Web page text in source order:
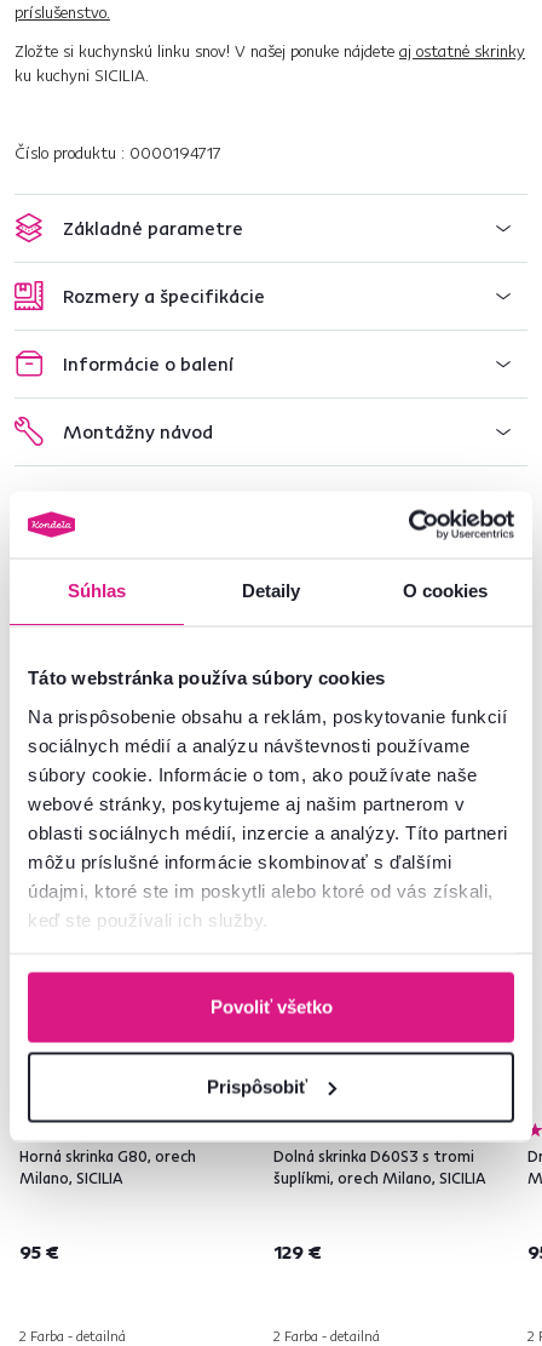
Súhlas Detaily O cookies
Táto webstránka používa súbory cookies
Na prispôsobenie obsahu a reklám, poskytovanie funkcií
sociálnych médií a analýzu návštevnosti používame
súbory cookie. Informácie o tom, ako používate naše
webové stránky, poskytujeme aj našim partnerom v
oblasti sociálnych médií, inzercie a analýzy. Títo partneri
môžu príslušné informácie skombinovať s ďalšími
údajmi, ktoré ste im poskytli alebo ktoré od vás získali,
keď ste používali ich služby.
Povoliť všetko
Prispôsobiť
príslušenstvo.
Zložte si kuchynskú linku snov! V našej ponuke nájdete aj ostatné skrinky
ku kuchyni SICILIA.
Číslo produktu : 0000194717
Základné parametre
Rozmery a špecifikácie
Informácie o balení
Montážny návod
02/ 40 100 100
Podobné produkty
Horná skrinka G80, orech
Milano, SICILIA
95 €
2 Farba - detailná
Dolná skrinka D60S3 s tromi
šuplíkmi, orech Milano, SICILIA
129 €
2 Farba - detailná 2